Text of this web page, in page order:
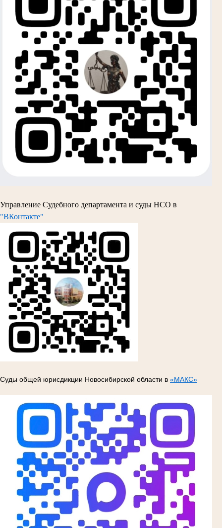
Управление Судебного департамента и суды НСО в
"ВКонтакте"
Суды общей юрисдикции Новосибирской области в «МАКС»